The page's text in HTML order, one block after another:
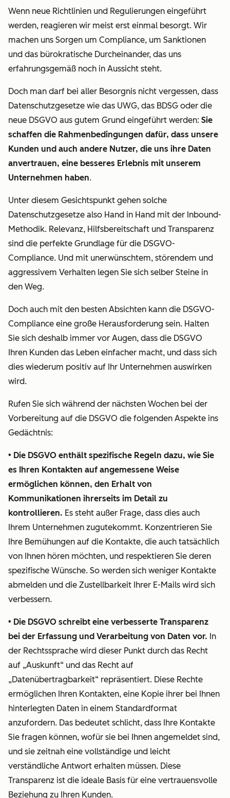
möchten
ihr E-
Mails zu
Produkten
senden,
zuvor
gekauften
Produkte
ergänzen).
Sie
dazu in
der Lage
sein,
diesen
Grund
(auch
für jeden
Ihrer
Kontakte
nachzuverfolgen.
Jetzt
verfügbar
(27. April
2018)
(Übersetzung
folgt in
Kürze)
Einwilligung
Rechtsgrundlage
für die
ordnungsgemäßer
ist, wird
Folgendes
vorausgesetzt:
• Sie
muss
darüber
informiert
werden,
wozu sie
ihre
Zustimmung
verschiedene
Funktionen
Verfügung
sammeln,
und
können.
Direktkunden
von HubSpot
gewinnen
ihrer
Neukunden
Wenn neue Richtlinien und Regulierungen eingeführt
werden, reagieren wir meist erst einmal besorgt. Wir
machen uns Sorgen um Compliance, um Sanktionen
und das bürokratische Durcheinander, das uns
erfahrungsgemäß noch in Aussicht steht.
Doch man darf bei aller Besorgnis nicht vergessen, dass
Datenschutzgesetze wie das UWG, das BDSG oder die
neue DSGVO aus gutem Grund eingeführt werden: Sie
schaffen die Rahmenbedingungen dafür, dass unsere
Kunden und auch andere Nutzer, die uns ihre Daten
anvertrauen, eine besseres Erlebnis mit unserem
Unternehmen haben.
Unter diesem Gesichtspunkt gehen solche
Datenschutzgesetze also Hand in Hand mit der Inbound-
Methodik. Relevanz, Hilfsbereitschaft und Transparenz
sind die perfekte Grundlage für die DSGVO-
Compliance. Und mit unerwünschtem, störendem und
aggressivem Verhalten legen Sie sich selber Steine in
den Weg.
Doch auch mit den besten Absichten kann die DSGVO-
Compliance eine große Herausforderung sein. Halten
Sie sich deshalb immer vor Augen, dass die DSGVO
Ihren Kunden das Leben einfacher macht, und dass sich
dies wiederum positiv auf Ihr Unternehmen auswirken
wird.
Rufen Sie sich während der nächsten Wochen bei der
Vorbereitung auf die DSGVO die folgenden Aspekte ins
Gedächtnis:
• Die DSGVO enthält spezifische Regeln dazu, wie Sie
es Ihren Kontakten auf angemessene Weise
ermöglichen können, den Erhalt von
Kommunikationen ihrerseits im Detail zu
kontrollieren. Es steht außer Frage, dass dies auch
Ihrem Unternehmen zugutekommt. Konzentrieren Sie
Ihre Bemühungen auf die Kontakte, die auch tatsächlich
von Ihnen hören möchten, und respektieren Sie deren
spezifische Wünsche. So werden sich weniger Kontakte
abmelden und die Zustellbarkeit Ihrer E-Mails wird sich
verbessern.
• Die DSGVO schreibt eine verbesserte Transparenz
bei der Erfassung und Verarbeitung von Daten vor. In
der Rechtssprache wird dieser Punkt durch das Recht
auf „Auskunft“ und das Recht auf
„Datenübertragbarkeit“ repräsentiert. Diese Rechte
ermöglichen Ihren Kontakten, eine Kopie ihrer bei Ihnen
hinterlegten Daten in einem Standardformat
anzufordern. Das bedeutet schlicht, dass Ihre Kontakte
Sie fragen können, wofür sie bei Ihnen angemeldet sind,
und sie zeitnah eine vollständige und leicht
verständliche Antwort erhalten müssen. Diese
Transparenz ist die ideale Basis für eine vertrauensvolle
Beziehung zu Ihren Kunden.